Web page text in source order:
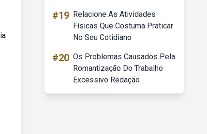
#19 Relacione As Atividades
Físicas Que Costuma Praticar
No Seu Cotidiano
#20 Os Problemas Causados Pela
Romantização Do Trabalho
Excessivo Redação